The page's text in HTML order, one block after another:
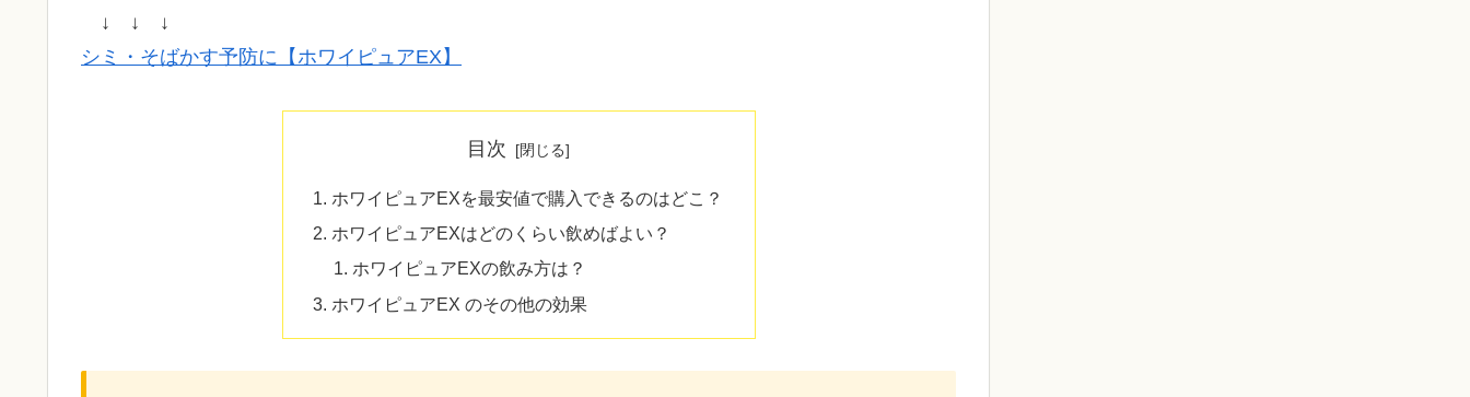
↓ ↓ ↓
シミ・そばかす予防に【ホワイピュアEX】
目次
ホワイピュアEXを最安値で購入できるのはどこ？
ホワイピュアEXはどのくらい飲めばよい？
ホワイピュアEXの飲み方は？
ホワイピュアEX のその他の効果